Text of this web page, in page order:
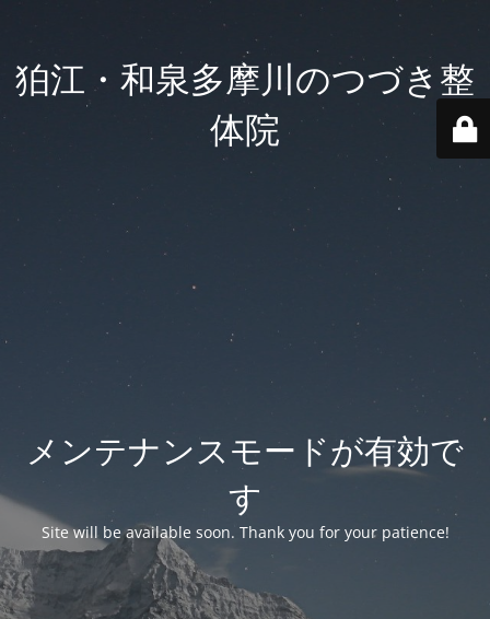
狛江・和泉多摩川のつづき整
体院
メンテナンスモードが有効で
す
Site will be available soon. Thank you for your patience!